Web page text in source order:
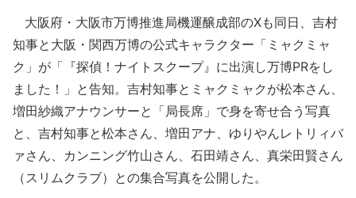
大阪府・大阪市万博推進局機運醸成部のXも同日、吉村
知事と大阪・関西万博の公式キャラクター「ミャクミャ
ク」が「『探偵！ナイトスクープ』に出演し万博PRをし
ました！」と告知。吉村知事とミャクミャクが松本さん、
増田紗織アナウンサーと「局長席」で身を寄せ合う写真
と、吉村知事と松本さん、増田アナ、ゆりやんレトリィバ
ァさん、カンニング竹山さん、石田靖さん、真栄田賢さん
（スリムクラブ）との集合写真を公開した。